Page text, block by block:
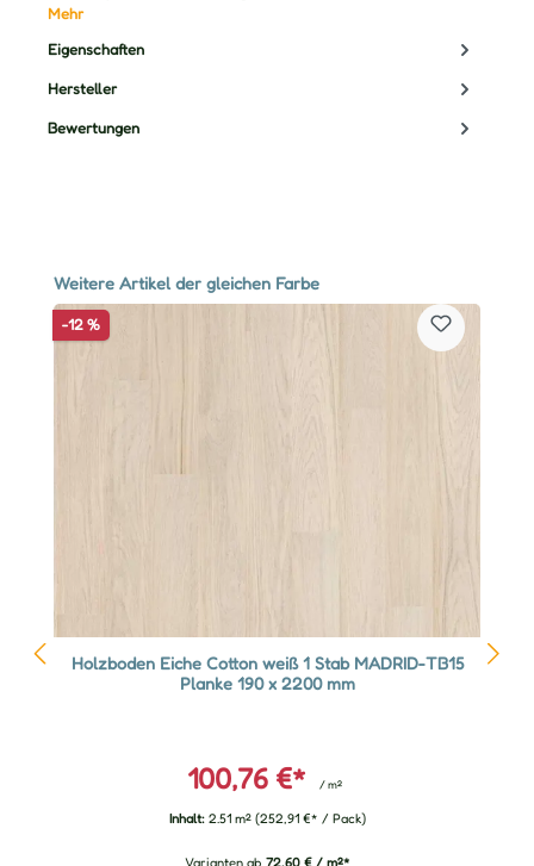
Mehr
Eigenschaften
Hersteller
Bewertungen
Produktgalerie überspringen
Weitere Artikel der gleichen Farbe
-12 %
Holzboden Eiche Cotton weiß 1 Stab MADRID-TB15
Planke 190 x 2200 mm
100,76 €* / m²
Inhalt: 2.51 m² (252,91 €* / Pack)
Varianten ab 72,60 € / m²*